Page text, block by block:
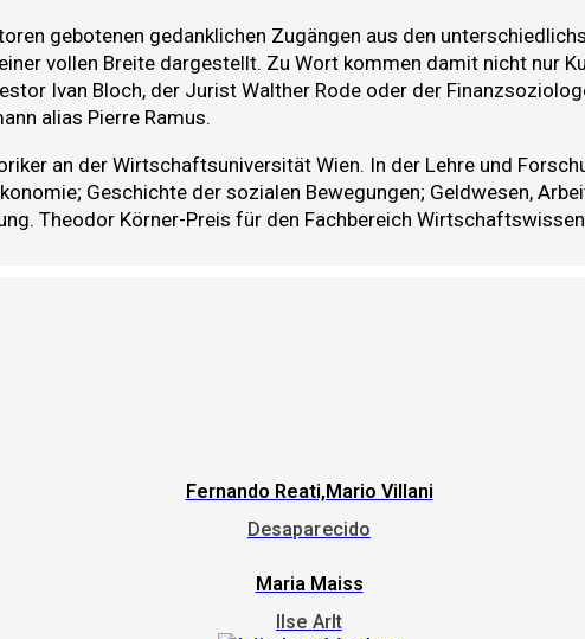
gebotenen gedanklichen Zugängen aus den
vollen Breite dargestellt. Zu Wort kommen damit nicht nur
Ivan Bloch, der Jurist Walther Rode oder der
alias Pierre Ramus.
an der Wirtschaftsuniversität Wien. In der Lehre und
Geschichte der sozialen Bewegungen; Geldwesen,
Theodor Körner-Preis für den Fachbereich
Fernando Reati,Mario Villani
Desaparecido
Maria Maiss
Ilse Arlt